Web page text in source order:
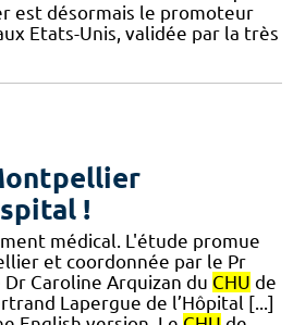
est désormais le promoteur
Etats-Unis, validée par la très
!
médical. L'étude promue
et coordonnée par le Pr
Caroline Arquizan du CHU de
Lapergue de l’Hôpital [...]